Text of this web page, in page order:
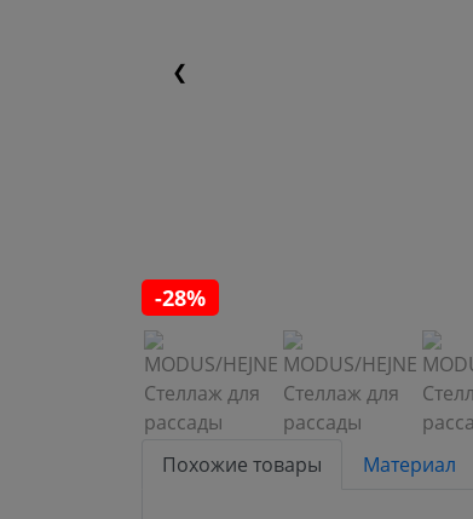
❮
-28%
Похожие товары
Материал